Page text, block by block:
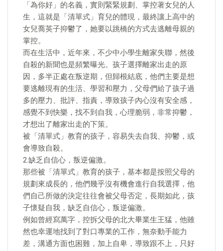
「為你好」的名義，實則緊緊規劃、掌控著女兒的人
生，這就是「清單式」育兒的體現，最終讓上高中的
女兒喬英子抑鬱了，她要以跳橋的方式去逃離母親的
掌控。
而在生活中，近年來，不少中小學生離家失聯，然後
自殺的新聞也是頻繁曝光。孩子選擇離家出走的原
因，多半正處在叛逆期，但歸根結底，他們主要是想
要逃離現有的生活、學習和壓力，父母們給了孩子過
多的壓力、批評、指責，導致孩子內心沒有安全感，
感覺不到快樂，找不到自我，心理脆弱，非常抑鬱，
才想出了離家出走的下策。
被「清單式」教育的孩子，容易失去自我、抑鬱，或
會導致自殺。
2.缺乏自信心，叛逆偏激。
那些被「清單式」教育的孩子，基本都是按照父母的
規劃來成長的，他們幾乎沒有機會進行自我選擇，他
們自己所做的決定往往會被父母否定，長期如此，孩
子懷疑自我，缺乏自信心，叛逆偏激。
例如曾經寫萬字，控拆父母的北大畢業生王猛，他雖
然也幸運地找到了對口專業的工作，無奈動手能力
差，溝通方面也困難，加上自卑，導致跟不上，只好